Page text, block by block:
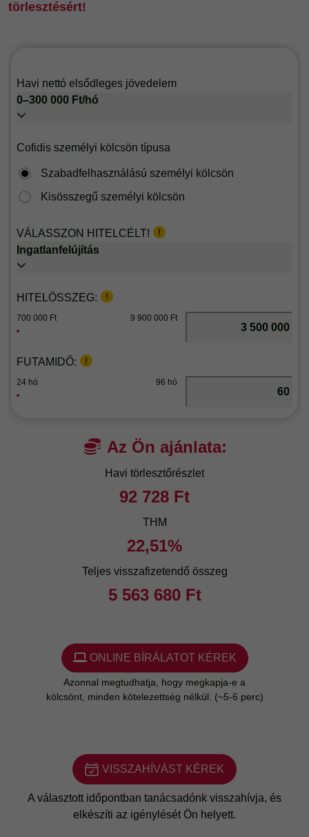
törlesztésért!
VISSZAHÍVÁST KÉREK
A választott időpontban tanácsadónk visszahívja, és
elkészíti az igénylését Ön helyett.